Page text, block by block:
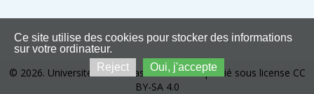
© 2026. Université de Kinshasa. Ce site est publié sous license CC
BY-SA 4.0
Ce site utilise des cookies pour stocker des informations
sur votre ordinateur.
Reject
Oui, j'accepte